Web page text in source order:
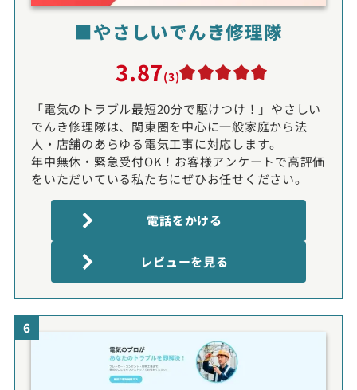
■やさしいでんき修理隊
3.87(3)
「電気のトラブル最短20分で駆けつけ！」やさしい
でんき修理隊は、関東圏を中心に一般家庭から法
人・店舗のあらゆる電気工事に対応します。
年中無休・緊急受付OK！お客様アンケートで高評価
をいただいている私たちにぜひお任せください。
電話をかける
レビューを見る
6